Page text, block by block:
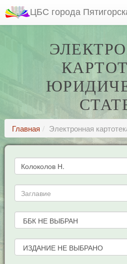
ЦБС города
Главная Электронная